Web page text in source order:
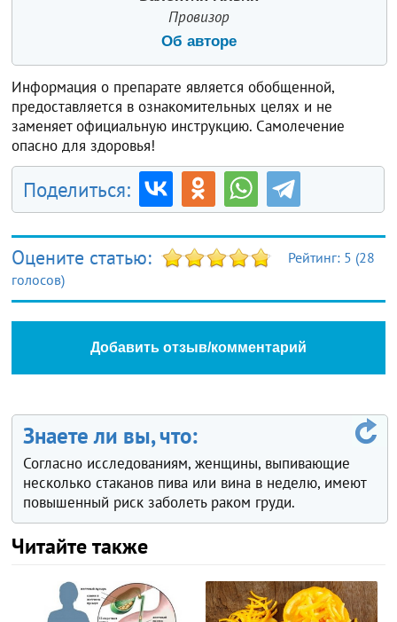
Провизор
Об авторе
Информация о препарате является обобщенной,
предоставляется в ознакомительных целях и не
заменяет официальную инструкцию. Самолечение
опасно для здоровья!
Поделиться:
Оцените статью: Рейтинг: 5 (28
голосов)
Добавить отзыв/комментарий
Знаете ли вы, что:
Согласно исследованиям, женщины, выпивающие
несколько стаканов пива или вина в неделю, имеют
повышенный риск заболеть раком груди.
Читайте также